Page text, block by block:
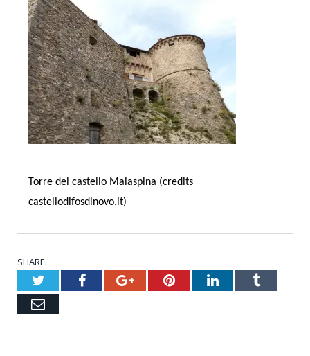
Torre del castello Malaspina (credits
castellodifosdinovo.it)
SHARE.
TwitterFacebookGoogle+PinterestLinkedInTumblr
Email